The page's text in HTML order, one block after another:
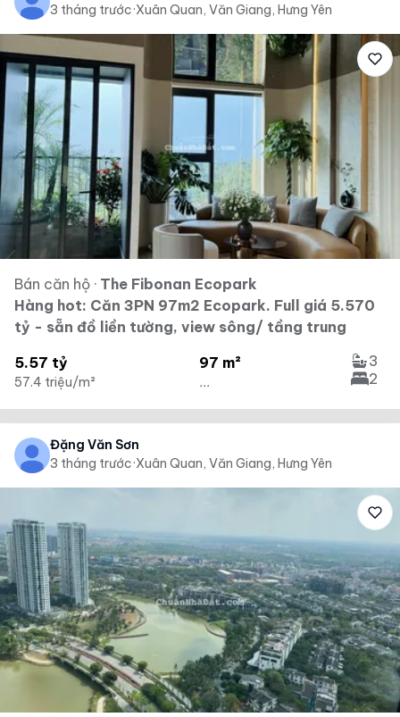
3 tháng trước·Xuân Quan, Văn Giang, Hưng Yên
Bán căn hộ · The Fibonan Ecopark
Hàng hot: Căn 3PN 97m2 Ecopark. Full giá 5.570
tỷ - sẵn đồ liền tường, view sông/ tầng trung
5.57 tỷ
57.4 triệu/m²
97 m²
...
3
2
Đặng Văn Sơn
3 tháng trước·Xuân Quan, Văn Giang, Hưng Yên